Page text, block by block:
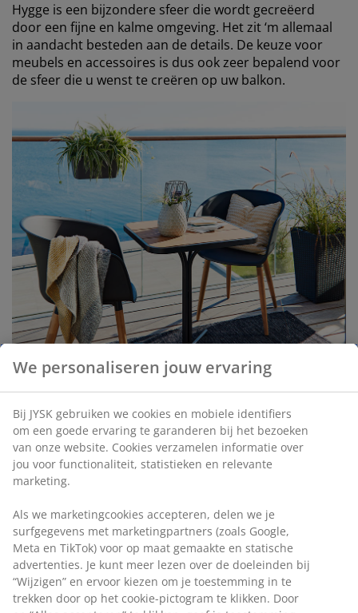
Hygge is een bijzondere sfeer die wordt gecreëerd
door een fijne en kalme omgeving. Het zit ‘m allemaal
in aandacht besteden aan de details. De keuze voor
meubels en accessoires is dus ook zeer bepalend voor
de sfeer die u wenst te creëren op uw balkon.
Ga voor loungemeubels of een
bistroset
ontspannen. Een goede optie is om te kiezen voor
populaire loungemeubels voor op uw balkon.
Deze zien er niet alleen mooi en stijlvol uit, ze zijn ook
uiterst comfortabel om in te zitten en creëren daarmee
een ontspannen sfeer. Een andere optie is om een
charmant, klein bistrosetje voor uw balkon te kiezen.
We personaliseren jouw ervaring
Bij JYSK gebruiken we cookies en mobiele identifiers
om een goede ervaring te garanderen bij het bezoeken
van onze website. Cookies verzamelen informatie over
jou voor functionaliteit, statistieken en relevante
marketing.
Als we marketingcookies accepteren, delen we je
surfgegevens met marketingpartners (zoals Google,
Meta en TikTok) voor op maat gemaakte en statische
advertenties. Je kunt meer lezen over de doeleinden bij
“Wijzigen” en ervoor kiezen om je toestemming in te
trekken door op het cookie-pictogram te klikken. Door